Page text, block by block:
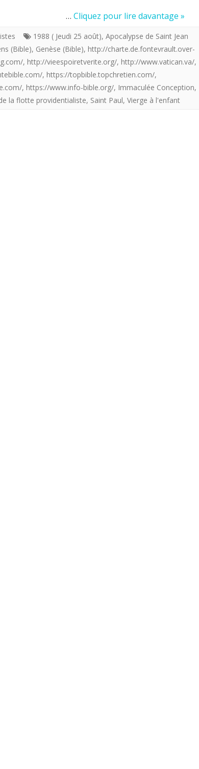
(Louis
Chiren
le
25
CHIREN, … Cliquez pour lire davantage »
1988 ( Jeudi 25 août), Apocalypse de Saint Jean
(Bible), Genèse (Bible), http://charte.de.fontevrault.over-
, http://vieespoiretverite.org/, http://www.vatican.va/,
, https://topbible.topchretien.com/,
, https://www.info-bible.org/, Immaculée Conception,
la flotte providentialiste, Saint Paul, Vierge à l'enfant